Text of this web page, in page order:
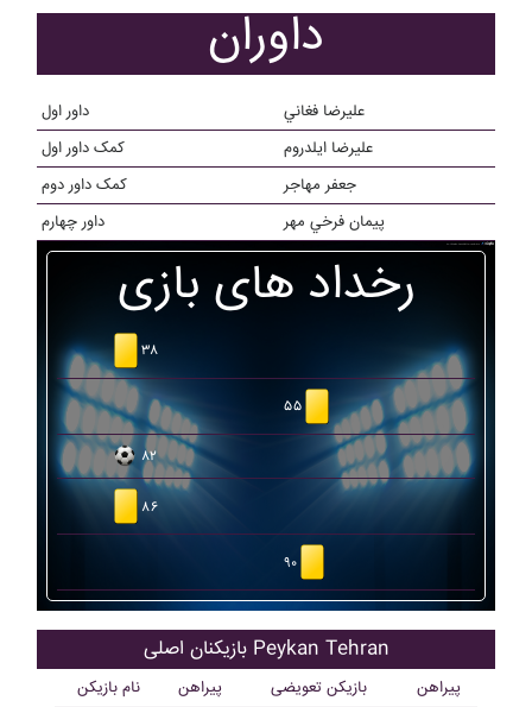
داوران
داور اول
عليرضا فغاني
کمک داور اول
عليرضا ايلدروم
کمک داور دوم
جعفر مهاجر
داور چهارم
پيمان فرخي مهر
رخداد های بازی
۳۸
۵۵
۸۲
۸۶
۹۰
بازیکنان اصلی Peykan Tehran
نام بازیکن پیراهن بازیکن تعویضی پیراهن